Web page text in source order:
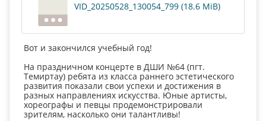
VID_20250528_130054_799 (18.6 MiB)
Вот и закончился учебный год!
На праздничном концерте в ДШИ №64 (пгт.
Темиртау) ребята из класса раннего эстетического
развития показали свои успехи и достижения в
разных направлениях искусства. Юные артисты,
хореографы и певцы продемонстрировали
зрителям, насколько они талантливы!